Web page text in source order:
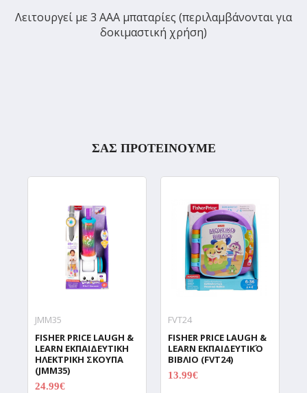
Λειτουργεί με 3 AAA μπαταρίες (περιλαμβάνονται για
δοκιμαστική χρήση)
ΣΑΣ ΠΡΟΤΕΙΝΟΥΜΕ
JMM35
FISHER PRICE LAUGH &
LEARN ΕΚΠΑΙΔΕΥΤΙΚΗ
ΗΛΕΚΤΡΙΚΗ ΣΚΟΥΠΑ
(JMM35)
24.99€
FVT24
FISHER PRICE LAUGH &
LEARN ΕΚΠΑΙΔΕΥΤΙΚΌ
ΒΙΒΛΙΟ (FVT24)
13.99€